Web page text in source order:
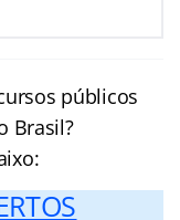
públicos
Brasil?